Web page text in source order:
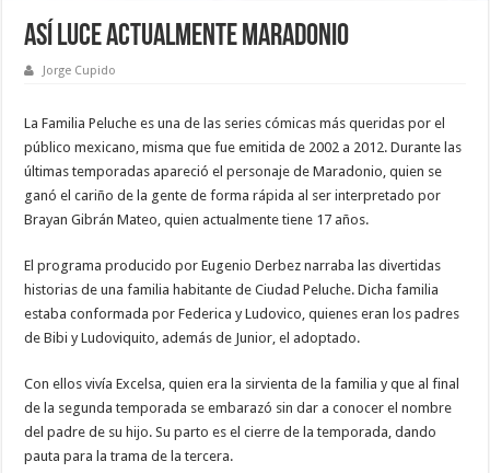
Así luce actualmente Maradonio
Jorge Cupido
La Familia Peluche es una de las series cómicas más queridas por el
público mexicano, misma que fue emitida de 2002 a 2012. Durante las
últimas temporadas apareció el personaje de Maradonio, quien se
ganó el cariño de la gente de forma rápida al ser interpretado por
Brayan Gibrán Mateo, quien actualmente tiene 17 años.
El programa producido por Eugenio Derbez narraba las divertidas
historias de una familia habitante de Ciudad Peluche. Dicha familia
estaba conformada por Federica y Ludovico, quienes eran los padres
de Bibi y Ludoviquito, además de Junior, el adoptado.
Con ellos vivía Excelsa, quien era la sirvienta de la familia y que al final
de la segunda temporada se embarazó sin dar a conocer el nombre
del padre de su hijo. Su parto es el cierre de la temporada, dando
pauta para la trama de la tercera.